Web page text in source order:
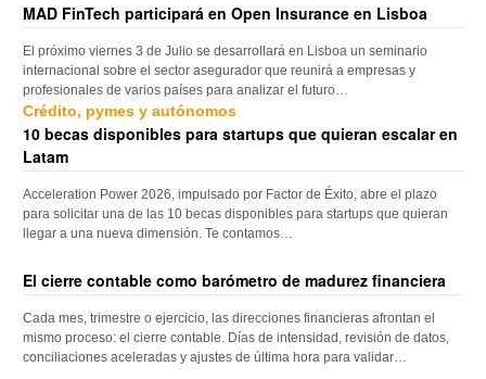
MAD FinTech participará en Open Insurance en Lisboa
El próximo viernes 3 de Julio se desarrollará en Lisboa un seminario
internacional sobre el sector asegurador que reunirá a empresas y
profesionales de varios países para analizar el futuro…
Crédito, pymes y autónomos
10 becas disponibles para startups que quieran escalar en
Latam
Acceleration Power 2026, impulsado por Factor de Éxito, abre el plazo
para solicitar una de las 10 becas disponibles para startups que quieran
llegar a una nueva dimensión. Te contamos…
El cierre contable como barómetro de madurez financiera
Cada mes, trimestre o ejercicio, las direcciones financieras afrontan el
mismo proceso: el cierre contable. Días de intensidad, revisión de datos,
conciliaciones aceleradas y ajustes de última hora para validar…